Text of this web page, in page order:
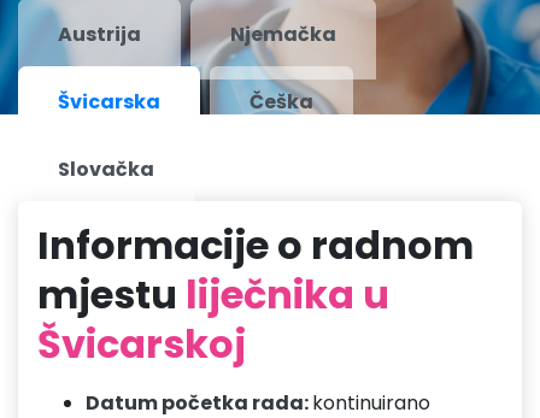
Austrija Njemačka
Švicarska Češka
Slovačka
Informacije o radnom
mjestu liječnika u
Švicarskoj
Datum početka rada:kontinuirano